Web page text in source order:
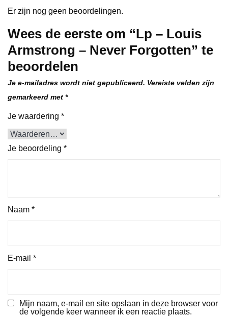
Er zijn nog geen beoordelingen.
Wees de eerste om “Lp – Louis
Armstrong – Never Forgotten” te
beoordelen
Je e-mailadres wordt niet gepubliceerd. Vereiste velden zijn
gemarkeerd met *
Je waardering *
Je beoordeling *
Naam *
E-mail *
Mijn naam, e-mail en site opslaan in deze browser voor
de volgende keer wanneer ik een reactie plaats.